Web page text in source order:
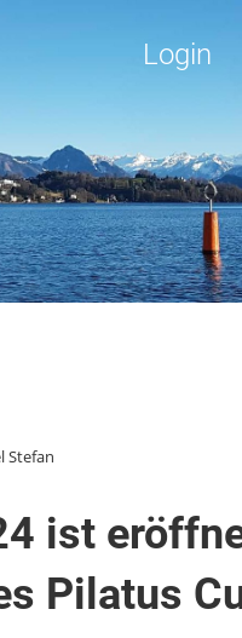
Login
Stefan
ist
Pilatus